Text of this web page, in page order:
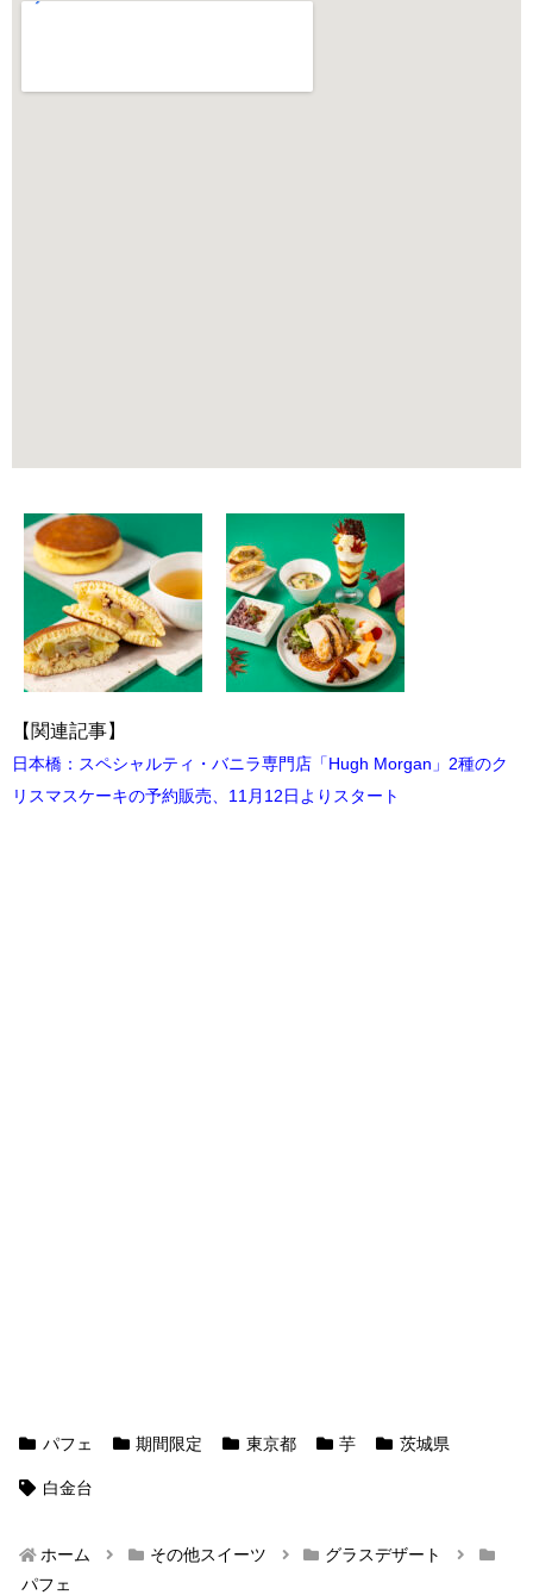
【関連記事】
日本橋：スペシャルティ・バニラ専門店「Hugh Morgan」2種のク
リスマスケーキの予約販売、11月12日よりスタート
パフェ 期間限定 東京都 芋 茨城県
白金台
ホーム その他スイーツ
グラスデザート
パフェ